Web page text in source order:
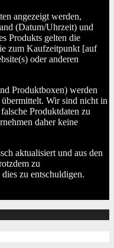
angezeigt werden,
(Datum/Uhrzeit) und
Produkts gelten die
zum Kaufzeitpunkt [auf
oder anderen
Produktboxen) werden
übermittelt. Wir sind nicht in
Produktdaten zu
daher keine
aktualisiert und aus den
zu
zu entschuldigen.